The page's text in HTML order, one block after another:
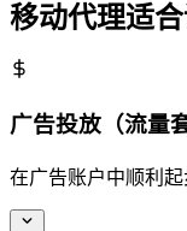
移动代理适
广告投放（流量
在广告账户中顺利